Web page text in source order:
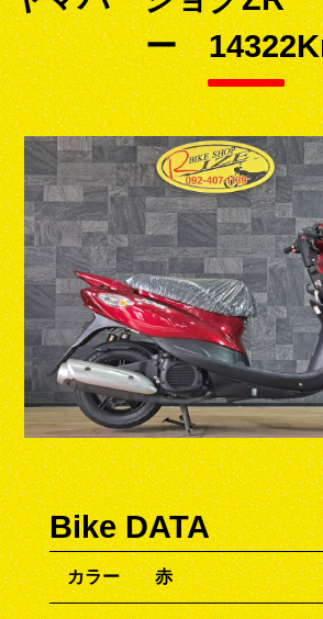
ー
Bike DATA
カラー 赤